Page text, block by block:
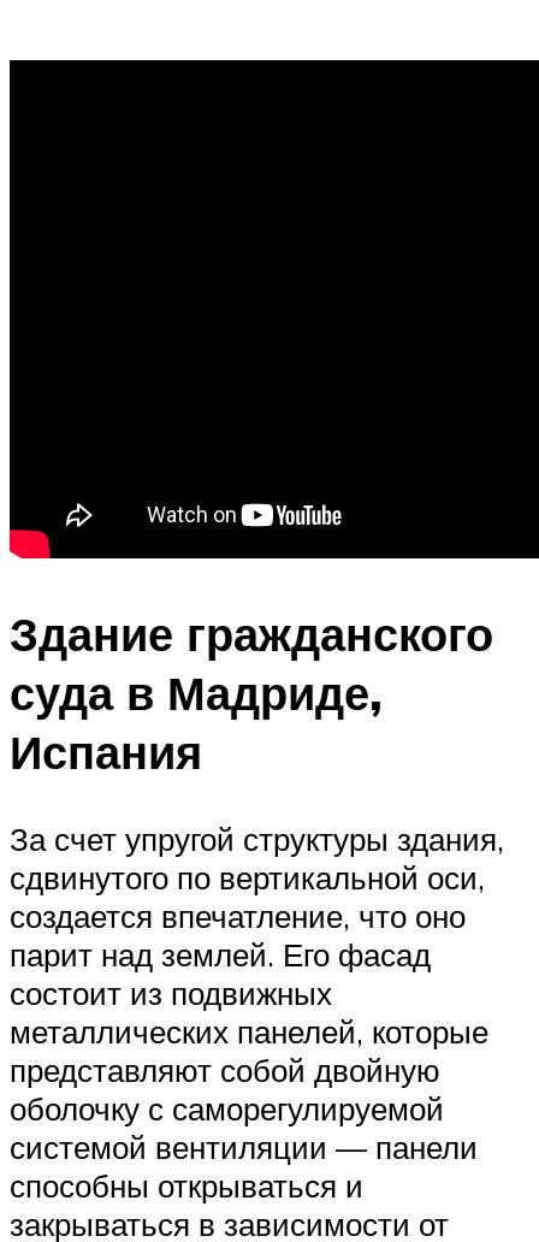
Здание гражданского
суда в Мадриде,
Испания
За счет упругой структуры здания,
сдвинутого по вертикальной оси,
создается впечатление, что оно
парит над землей. Его фасад
состоит из подвижных
металлических панелей, которые
представляют собой двойную
оболочку с саморегулируемой
системой вентиляции — панели
способны открываться и
закрываться в зависимости от